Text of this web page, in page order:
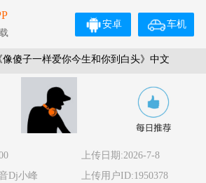
车机
安卓
傻子一样爱你今生和你到白头》中文
上传日期:2026-7-8
Dj小峰
上传用户ID:1950378